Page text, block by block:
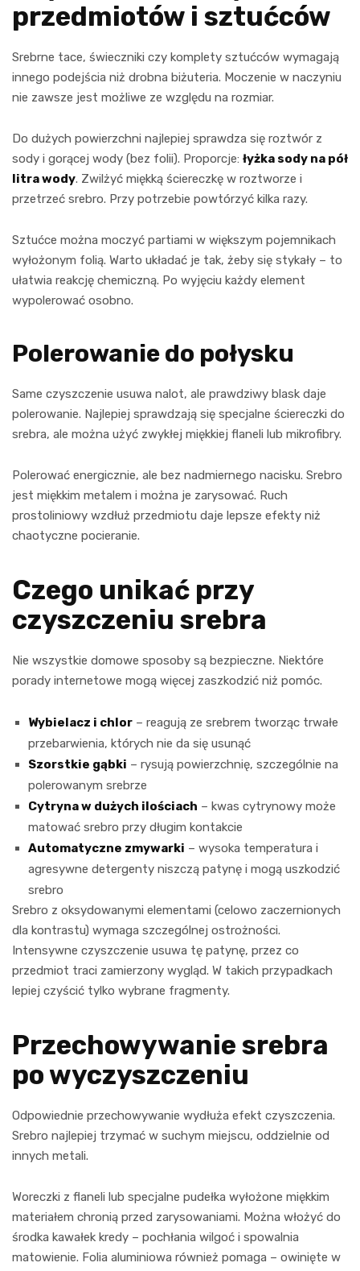
przedmiotów i sztućców
Srebrne tace, świeczniki czy komplety sztućców wymagają
innego podejścia niż drobna biżuteria. Moczenie w naczyniu
nie zawsze jest możliwe ze względu na rozmiar.
Do dużych powierzchni najlepiej sprawdza się roztwór z
sody i gorącej wody (bez folii). Proporcje: łyżka sody na pół
litra wody. Zwilżyć miękką ściereczkę w roztworze i
przetrzeć srebro. Przy potrzebie powtórzyć kilka razy.
Sztućce można moczyć partiami w większym pojemnikach
wyłożonym folią. Warto układać je tak, żeby się stykały – to
ułatwia reakcję chemiczną. Po wyjęciu każdy element
wypolerować osobno.
Polerowanie do połysku
Same czyszczenie usuwa nalot, ale prawdziwy blask daje
polerowanie. Najlepiej sprawdzają się specjalne ściereczki do
srebra, ale można użyć zwykłej miękkiej flaneli lub mikrofibry.
Polerować energicznie, ale bez nadmiernego nacisku. Srebro
jest miękkim metalem i można je zarysować. Ruch
prostoliniowy wzdłuż przedmiotu daje lepsze efekty niż
chaotyczne pocieranie.
Czego unikać przy
czyszczeniu srebra
Nie wszystkie domowe sposoby są bezpieczne. Niektóre
porady internetowe mogą więcej zaszkodzić niż pomóc.
Wybielacz i chlor – reagują ze srebrem tworząc trwałe
przebarwienia, których nie da się usunąć
Szorstkie gąbki – rysują powierzchnię, szczególnie na
polerowanym srebrze
Cytryna w dużych ilościach – kwas cytrynowy może
matować srebro przy długim kontakcie
Automatyczne zmywarki – wysoka temperatura i
agresywne detergenty niszczą patynę i mogą uszkodzić
srebro
Srebro z oksydowanymi elementami (celowo zaczernionych
dla kontrastu) wymaga szczególnej ostrożności.
Intensywne czyszczenie usuwa tę patynę, przez co
przedmiot traci zamierzony wygląd. W takich przypadkach
lepiej czyścić tylko wybrane fragmenty.
Przechowywanie srebra
po wyczyszczeniu
Odpowiednie przechowywanie wydłuża efekt czyszczenia.
Srebro najlepiej trzymać w suchym miejscu, oddzielnie od
innych metali.
Woreczki z flaneli lub specjalne pudełka wyłożone miękkim
materiałem chronią przed zarysowaniami. Można włożyć do
środka kawałek kredy – pochłania wilgoć i spowalnia
matowienie. Folia aluminiowa również pomaga – owinięte w